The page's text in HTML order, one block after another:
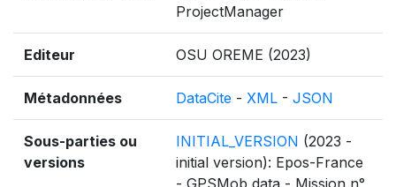
ProjectManager
Editeur OSU OREME (2023)
Métadonnées DataCite - XML - JSON
Sous-parties ou
versions
INITIAL_VERSION (2023 -
initial version): Epos-France
- GPSMob data - Mission n°